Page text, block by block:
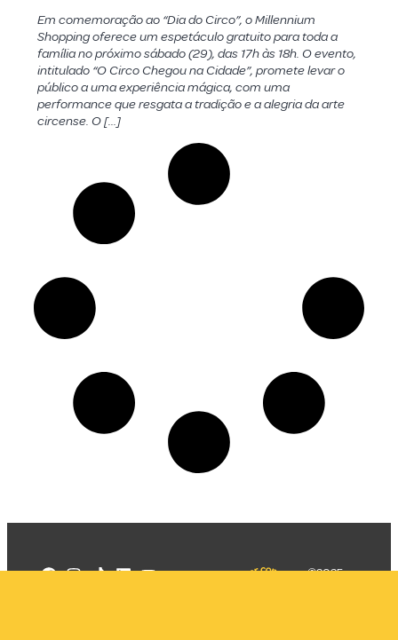
Em comemoração ao “Dia do Circo”, o Millennium
Shopping oferece um espetáculo gratuito para toda a
família no próximo sábado (29), das 17h às 18h. O evento,
intitulado “O Circo Chegou na Cidade”, promete levar o
público a uma experiência mágica, com uma
performance que resgata a tradição e a alegria da arte
circense. O […]
©2025